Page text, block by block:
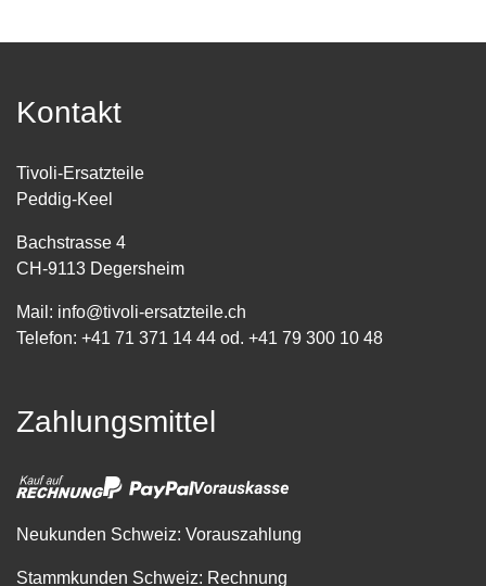
Kontakt
Tivoli-Ersatzteile
Peddig-Keel
Bachstrasse 4
CH-9113 Degersheim
Mail: info@tivoli-ersatzteile.ch
Telefon: +41 71 371 14 44 od. +41 79 300 10 48
Zahlungsmittel
Neukunden Schweiz: Vorauszahlung
Stammkunden Schweiz: Rechnung